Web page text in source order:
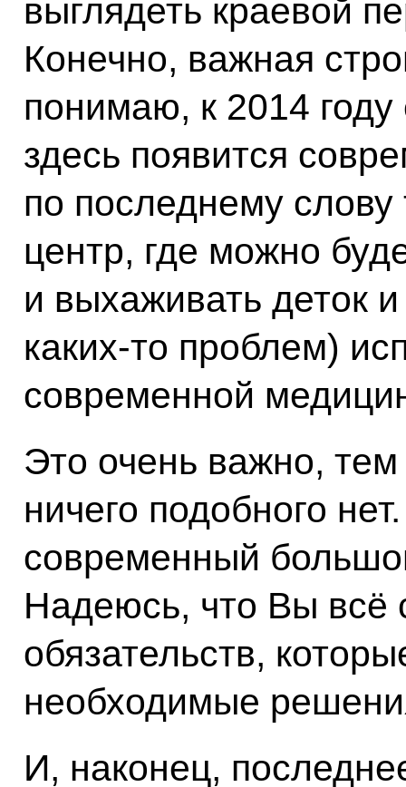
выглядеть краевой
Конечно, важная
понимаю, к 2014 году
здесь появится
по последнему
центр, где можно
и выхаживать деток
каких‑то проблем)
современной
Это очень важно, тем
ничего подобного
современный
Надеюсь, что Вы всё
обязательств,
необходимые
И, наконец,